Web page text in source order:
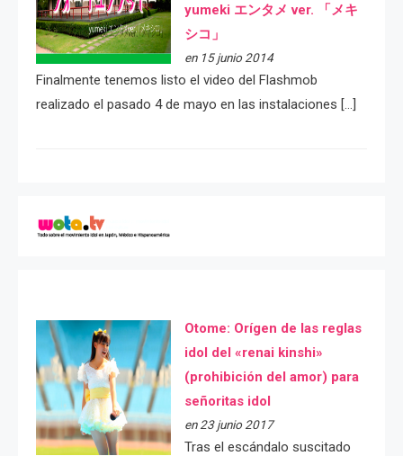
yumeki エンタメ ver. 「メキ
シコ」
en 15 junio 2014
Finalmente tenemos listo el video del Flashmob
realizado el pasado 4 de mayo en las instalaciones […]
Otome: Orígen de las reglas
idol del «renai kinshi»
(prohibición del amor) para
señoritas idol
en 23 junio 2017
Tras el escándalo suscitado